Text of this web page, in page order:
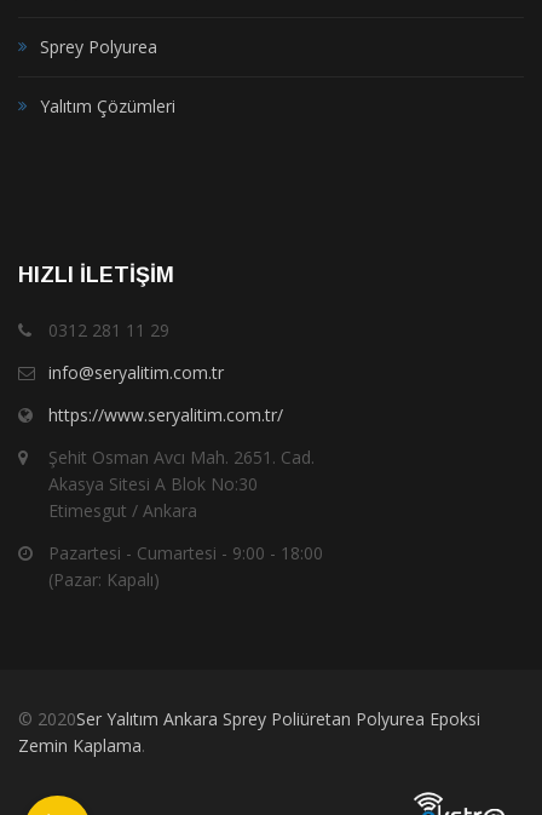
Sprey Polyurea
Yalıtım Çözümleri
HIZLI İLETIŞIM
0312 281 11 29
info@seryalitim.com.tr
https://www.seryalitim.com.tr/
Şehit Osman Avcı Mah. 2651. Cad.
Akasya Sitesi A Blok No:30
Etimesgut / Ankara
Pazartesi - Cumartesi - 9:00 - 18:00
(Pazar: Kapalı)
© 2020Ser Yalıtım Ankara Sprey Poliüretan Polyurea Epoksi
Zemin Kaplama.